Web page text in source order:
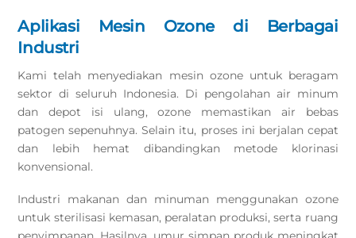
Aplikasi Mesin Ozone di Berbagai
Industri
Kami telah menyediakan mesin ozone untuk beragam
sektor di seluruh Indonesia. Di pengolahan air minum
dan depot isi ulang, ozone memastikan air bebas
patogen sepenuhnya. Selain itu, proses ini berjalan cepat
dan lebih hemat dibandingkan metode klorinasi
konvensional.
Industri makanan dan minuman menggunakan ozone
untuk sterilisasi kemasan, peralatan produksi, serta ruang